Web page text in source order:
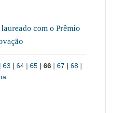
com o Prêmio
| 63 | 64 | 65 | 66 | 67 | 68 |